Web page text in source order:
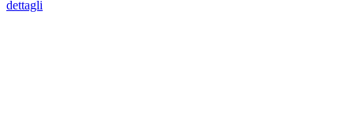
dettagli